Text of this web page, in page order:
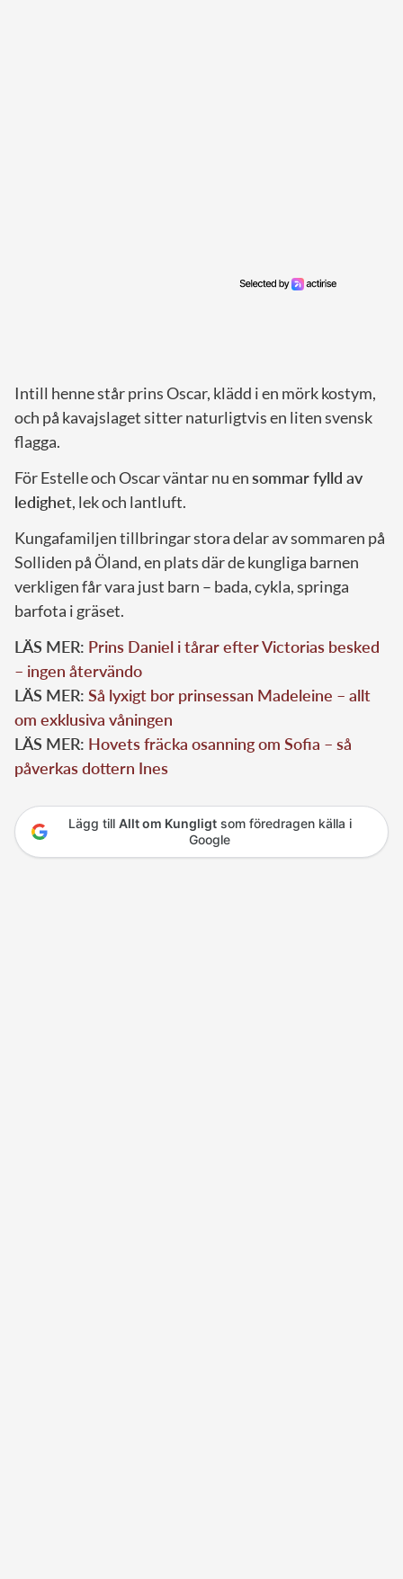
Intill henne står prins Oscar, klädd i en mörk kostym,
och på kavajslaget sitter naturligtvis en liten svensk
flagga.
För Estelle och Oscar väntar nu ensommar fylld av
ledighet, lek och lantluft.
Kungafamiljen tillbringar stora delar av sommaren på
Solliden på Öland, en plats där de kungliga barnen
verkligen får vara just barn – bada, cykla, springa
barfota i gräset.
LÄS MER: Prins Daniel i tårar efter Victorias besked
– ingen återvändo
LÄS MER: Så lyxigt bor prinsessan Madeleine – allt
om exklusiva våningen
LÄS MER: Hovets fräcka osanning om Sofia – så
påverkas dottern Ines
Lägg till Allt om Kungligtsom föredragen källa i
Google